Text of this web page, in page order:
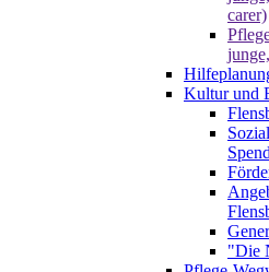
carer)
Kultur und
"Die